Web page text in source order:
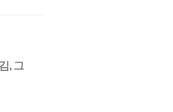
, 그